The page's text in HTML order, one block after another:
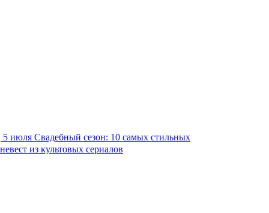
5 июля Свадебный сезон: 10 самых стильных
невест из культовых сериалов